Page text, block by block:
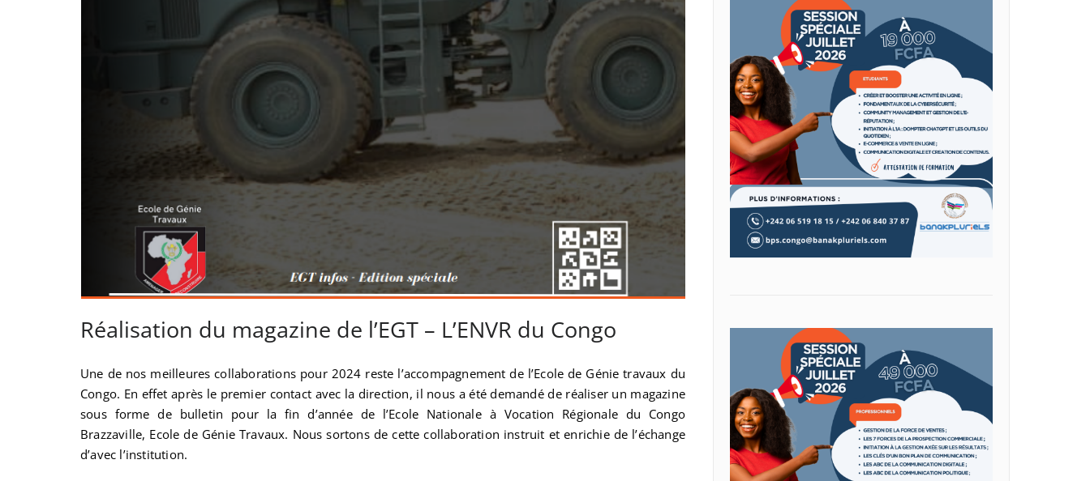
Réalisation du magazine de l’EGT – L’ENVR du Congo
Une de nos meilleures collaborations pour 2024 reste l’accompagnement de l’Ecole de Génie travaux du
Congo. En effet après le premier contact avec la direction, il nous a été demandé de réaliser un magazine
sous forme de bulletin pour la fin d’année de l’Ecole Nationale à Vocation Régionale du Congo
Brazzaville, Ecole de Génie Travaux. Nous sortons de cette collaboration instruit et enrichie de l’échange
d’avec l’institution.